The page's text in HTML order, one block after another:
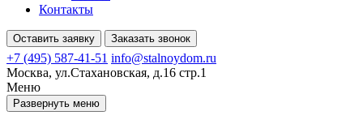
Контакты
Оставить заявку Заказать звонок
+7 (495) 587-41-51 info@stalnoydom.ru
Москва, ул.Стахановская, д.16 стр.1
Меню
Развернуть меню